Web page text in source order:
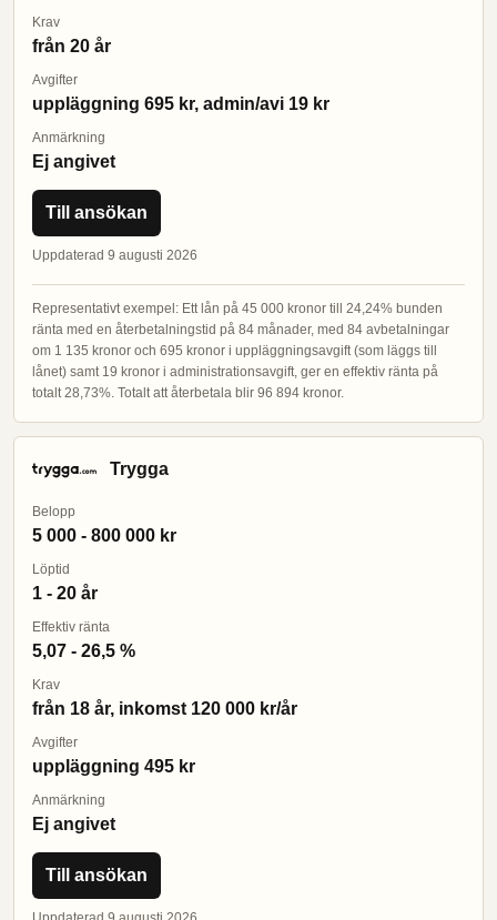
Krav
från 20 år
Avgifter
uppläggning 695 kr, admin/avi 19 kr
Anmärkning
Ej angivet
Till ansökan
Uppdaterad 9 augusti 2026
Representativt exempel: Ett lån på 45 000 kronor till 24,24% bunden
ränta med en återbetalningstid på 84 månader, med 84 avbetalningar
om 1 135 kronor och 695 kronor i uppläggningsavgift (som läggs till
lånet) samt 19 kronor i administrationsavgift, ger en effektiv ränta på
totalt 28,73%. Totalt att återbetala blir 96 894 kronor.
Trygga
Belopp
5 000 - 800 000 kr
Löptid
1 - 20 år
Effektiv ränta
5,07 - 26,5 %
Krav
från 18 år, inkomst 120 000 kr/år
Avgifter
uppläggning 495 kr
Anmärkning
Ej angivet
Till ansökan